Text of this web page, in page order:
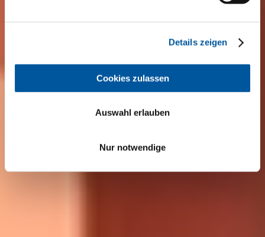
Details zeigen
Cookies zulassen
Auswahl erlauben
Nur notwendige